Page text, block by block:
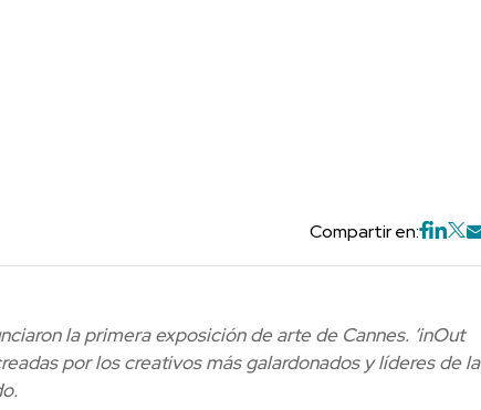
Compartir en:
la primera exposición de arte de Cannes. ‘inOut
por los creativos más galardonados y líderes de la